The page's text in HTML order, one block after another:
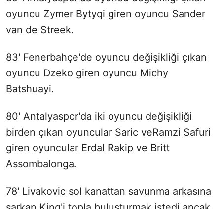
oyuncu Zymer Bytyqi giren oyuncu Sander
van de Streek.
83' Fenerbahçe'de oyuncu değişikliği çıkan
oyuncu Dzeko giren oyuncu Michy
Batshuayi.
80' Antalyaspor'da iki oyuncu değişikliği
birden çıkan oyuncular Saric veRamzi Safuri
giren oyuncular Erdal Rakip ve Britt
Assombalonga.
78' Livakovic sol kanattan savunma arkasına